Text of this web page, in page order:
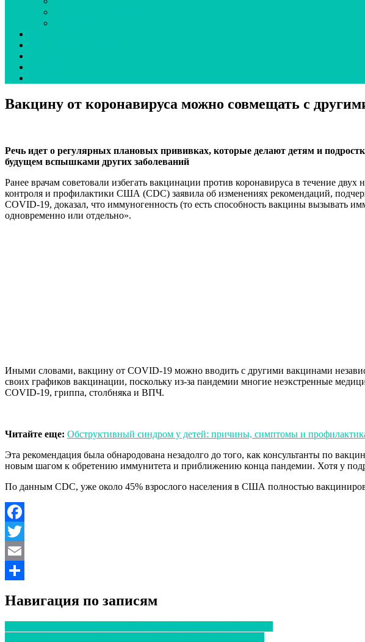
Вакцину от коронавируса можно совмещать с
Речь идет о регулярных плановых прививках, которые делают детям и
будущем вспышками других заболеваний
Ранее врачам советовали избегать вакцинации против коронавируса в течение
контроля и профилактики США (CDC) заявила об изменениях рекомендаций,
COVID-19, доказал, что иммуногенность (то есть способность вакцины вызывать
одновременно или отдельно».
Иными словами, вакцину от COVID-19 можно вводить с другими вакцинами
своих графиков вакцинации, поскольку из-за пандемии многие неэкстренные
COVID-19, гриппа, столбняка и ВПЧ.
Читайте еще: Обструктивный синдром у детей: причины, симптомы и
Эта рекомендация была обнародована незадолго до того, как консультанты по
новым шагом к обретению иммунитета и приближению конца пандемии. Хотя у
По данным CDC, уже около 45% взрослого населения в США полностью
Facebook
Twitter
Email
Навигация по записям